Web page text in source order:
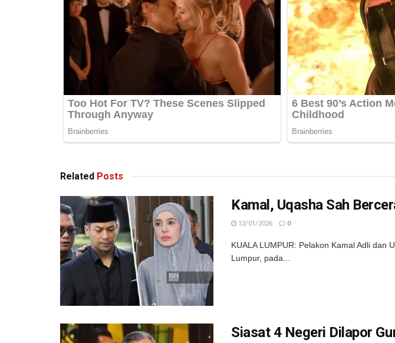
Related Posts
Kamal, Uqasha Sah
12/01/2026 0
KUALA LUMPUR: Pelakon Kamal Adli dan
Lumpur, pada...
Siasat 4 Negeri Dilapor